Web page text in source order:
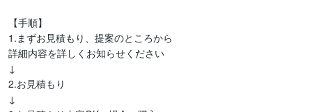
【手順】
1.まずお見積もり、提案のところから
詳細内容を詳しくお知らせください
↓
2.お見積もり
↓